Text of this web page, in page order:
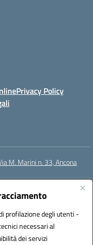
profilazione degli utenti -
necessari al
dei servizi
Privacy Policy
M. Marini n. 33, Ancona
(IPA): istsc_ANIS01200G